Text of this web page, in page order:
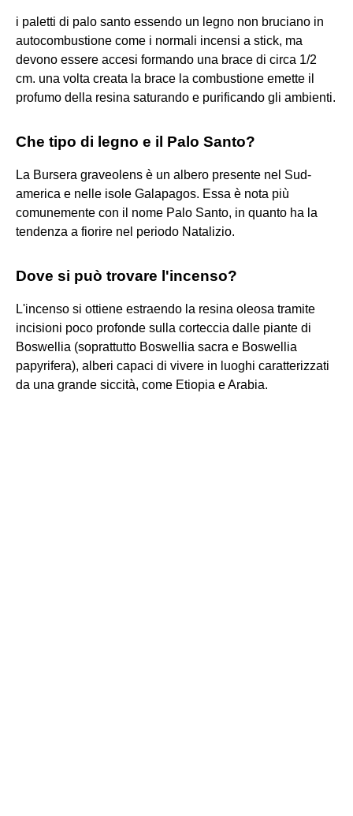
i paletti di palo santo essendo un legno non bruciano in
autocombustione come i normali incensi a stick, ma
devono essere accesi formando una brace di circa 1/2
cm. una volta creata la brace la combustione emette il
profumo della resina saturando e purificando gli ambienti.
Che tipo di legno e il Palo Santo?
La Bursera graveolens è un albero presente nel Sud-
america e nelle isole Galapagos. Essa è nota più
comunemente con il nome Palo Santo, in quanto ha la
tendenza a fiorire nel periodo Natalizio.
Dove si può trovare l'incenso?
L'incenso si ottiene estraendo la resina oleosa tramite
incisioni poco profonde sulla corteccia dalle piante di
Boswellia (soprattutto Boswellia sacra e Boswellia
papyrifera), alberi capaci di vivere in luoghi caratterizzati
da una grande siccità, come Etiopia e Arabia.